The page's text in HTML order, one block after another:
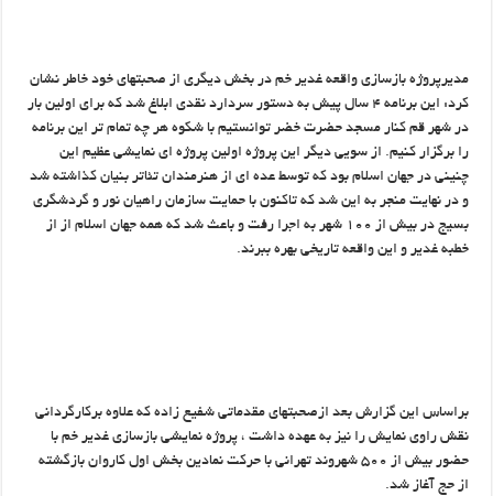
مدیرپروژه بازسازی واقعه غدیر خم در بخش دیگری از صحبتهای خود خاطر نشان
کرد: این برنامه ۴ سال پیش به دستور سردارد نقدی ابلاغ شد که برای اولین بار
در شهر قم کنار مسجد حضرت خضر توانستیم با شکوه هر چه تمام تر این برنامه
را برگزار کنیم. از سویی دیگر این پروژه اولین پروژه ای نمایشی عظیم این
چنینی در جهان اسلام بود که توسط عده ای از هنرمندان تئاتر بنیان کذاشته شد
و در نهایت منجر به این شد که تاکنون با حمایت سازمان راهیان نور و گردشگری
بسیج در بیش از ۱۰۰ شهر به اجرا رفت و باعث شد که همه جهان اسلام از از
خطبه غدیر و این واقعه تاریخی بهره ببرند.
براساس این گزارش بعد ازصحبتهای مقدماتی شفیع زاده که علاوه برکارگردانی
نقش راوی نمایش را نیز به عهده داشت ، پروژه نمایشی بازسازی غدیر خم با
حضور بیش از ۵۰۰ شهروند تهرانی با حرکت نمادین بخش اول کاروان بازگشته
از حج آغاز شد.